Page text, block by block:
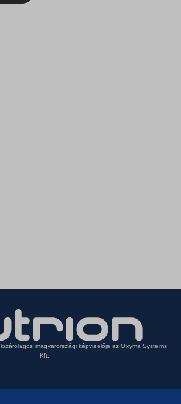
kizárólagos magyarországi képviselője az Oxyma Systems
Kft.